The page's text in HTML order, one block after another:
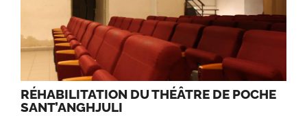
RÉHABILITATION DU THÉÂTRE DE POCHE
SANT’ANGHJULI